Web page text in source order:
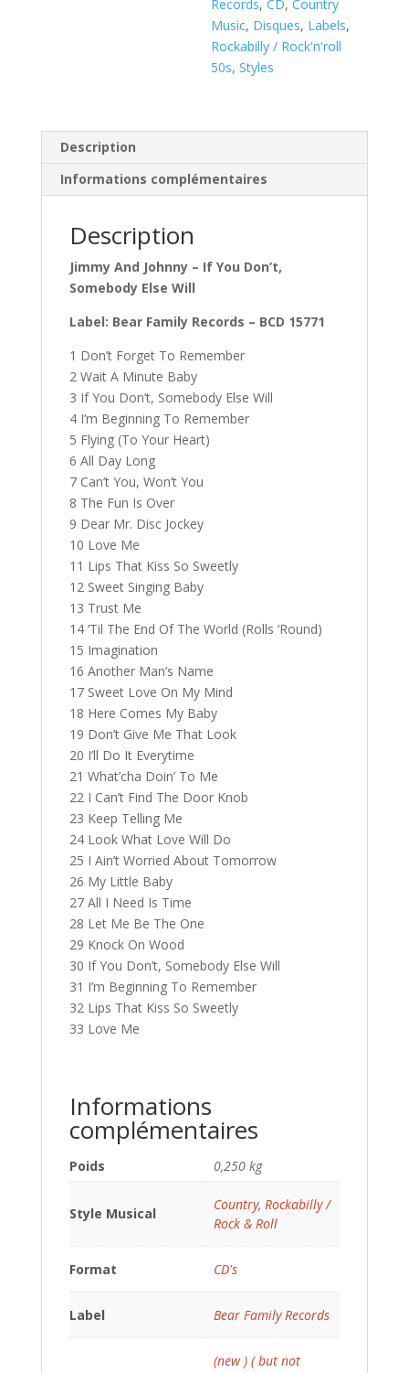
Records,CD,Country
Music, Disques, Labels,
Rockabilly / Rock'n'roll
50s,Styles
Description
Informations complémentaires
Description
Jimmy And Johnny – If You Don’t,
Somebody Else Will
Label: Bear Family Records – BCD 15771
1 Don’t Forget To Remember
2 Wait A Minute Baby
3 If You Don’t, Somebody Else Will
4 I’m Beginning To Remember
5 Flying (To Your Heart)
6 All Day Long
7 Can’t You, Won’t You
8 The Fun Is Over
9 Dear Mr. Disc Jockey
10 Love Me
11 Lips That Kiss So Sweetly
12 Sweet Singing Baby
13 Trust Me
14 ‘Til The End Of The World (Rolls ‘Round)
15 Imagination
16 Another Man’s Name
17 Sweet Love On My Mind
18 Here Comes My Baby
19 Don’t Give Me That Look
20 I’ll Do It Everytime
21 What’cha Doin’ To Me
22 I Can’t Find The Door Knob
23 Keep Telling Me
24 Look What Love Will Do
25 I Ain’t Worried About Tomorrow
26 My Little Baby
27 All I Need Is Time
28 Let Me Be The One
29 Knock On Wood
30 If You Don’t, Somebody Else Will
31 I’m Beginning To Remember
32 Lips That Kiss So Sweetly
33 Love Me
Informations
complémentaires
Poids 0,250 kg
Style Musical
Country, Rockabilly /
Rock & Roll
Format CD's
Label Bear Family Records
(new ) ( but not